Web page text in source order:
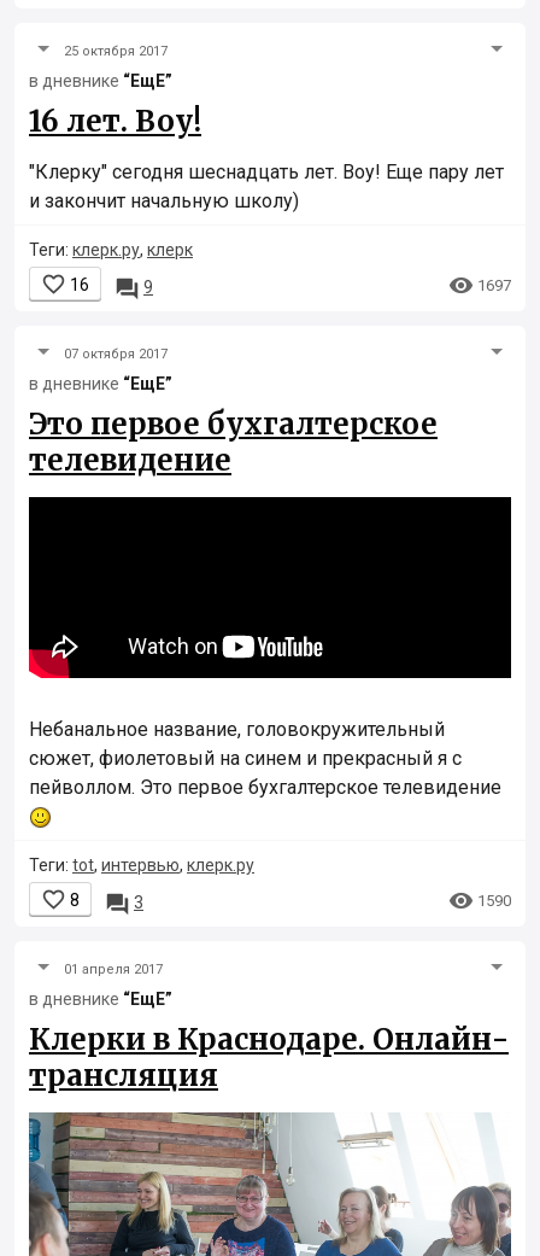
25 октября 2017
в дневнике “ЕщЕ”
16 лет. Воу!
"Клерку" сегодня шеснадцать лет. Воу! Еще пару лет
и закончит начальную школу)
Теги: клерк.ру, клерк
 16  9  1697
07 октября 2017
в дневнике “ЕщЕ”
Это первое бухгалтерское
телевидение
Небанальное название, головокружительный
сюжет, фиолетовый на синем и прекрасный я с
пейволлом. Это первое бухгалтерское телевидение
Теги: tot, интервью, клерк.ру
 8  3  1590
01 апреля 2017
в дневнике “ЕщЕ”
Клерки в Краснодаре. Онлайн-
трансляция